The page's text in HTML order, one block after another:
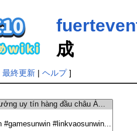
成
最終更新| ヘルプ]